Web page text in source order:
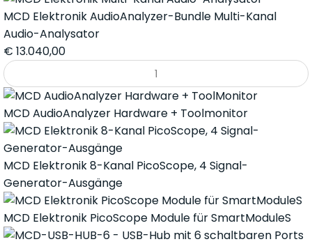
MCD Elektronik AudioAnalyzer-Bundle Multi-Kanal
Audio-Analysator
€ 13.040,00
MCD AudioAnalyzer Hardware + Toolmonitor
MCD Elektronik 8-Kanal PicoScope, 4 Signal-
Generator-Ausgänge
MCD Elektronik PicoScope Module für SmartModuleS